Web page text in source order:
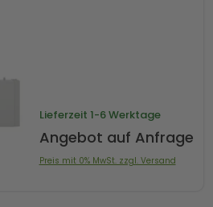
Lieferzeit 1-6 Werktage
Angebot auf Anfrage
Preis mit 0% MwSt. zzgl. Versand